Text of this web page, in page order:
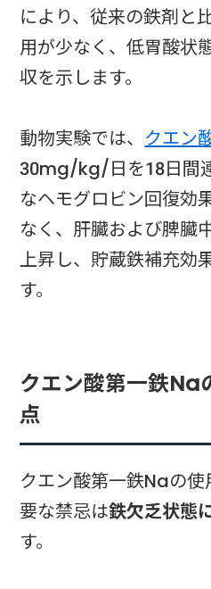
により、従来の鉄剤と
用が少なく、低胃酸状
収を示します。
動物実験では、 クエン
30mg/kg/日を18日間
なヘモグロビン回復効
なく、肝臓および脾臓
上昇し、貯蔵鉄補充効
す。
クエン酸第一鉄Na
点
クエン酸第一鉄Naの
要な禁忌は鉄欠乏状態
す。